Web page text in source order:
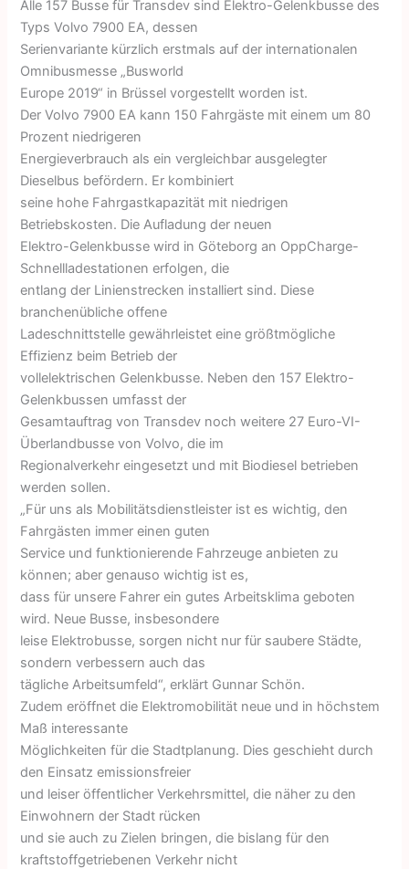
Alle 157 Busse für Transdev sind Elektro-Gelenkbusse des
Typs Volvo 7900 EA, dessen
Serienvariante kürzlich erstmals auf der internationalen
Omnibusmesse „Busworld
Europe 2019“ in Brüssel vorgestellt worden ist.
Der Volvo 7900 EA kann 150 Fahrgäste mit einem um 80
Prozent niedrigeren
Energieverbrauch als ein vergleichbar ausgelegter
Dieselbus befördern. Er kombiniert
seine hohe Fahrgastkapazität mit niedrigen
Betriebskosten. Die Aufladung der neuen
Elektro-Gelenkbusse wird in Göteborg an OppCharge-
Schnellladestationen erfolgen, die
entlang der Linienstrecken installiert sind. Diese
branchenübliche offene
Ladeschnittstelle gewährleistet eine größtmögliche
Effizienz beim Betrieb der
vollelektrischen Gelenkbusse. Neben den 157 Elektro-
Gelenkbussen umfasst der
Gesamtauftrag von Transdev noch weitere 27 Euro-VI-
Überlandbusse von Volvo, die im
Regionalverkehr eingesetzt und mit Biodiesel betrieben
werden sollen.
„Für uns als Mobilitätsdienstleister ist es wichtig, den
Fahrgästen immer einen guten
Service und funktionierende Fahrzeuge anbieten zu
können; aber genauso wichtig ist es,
dass für unsere Fahrer ein gutes Arbeitsklima geboten
wird. Neue Busse, insbesondere
leise Elektrobusse, sorgen nicht nur für saubere Städte,
sondern verbessern auch das
tägliche Arbeitsumfeld“, erklärt Gunnar Schön.
Zudem eröffnet die Elektromobilität neue und in höchstem
Maß interessante
Möglichkeiten für die Stadtplanung. Dies geschieht durch
den Einsatz emissionsfreier
und leiser öffentlicher Verkehrsmittel, die näher zu den
Einwohnern der Stadt rücken
und sie auch zu Zielen bringen, die bislang für den
kraftstoffgetriebenen Verkehr nicht